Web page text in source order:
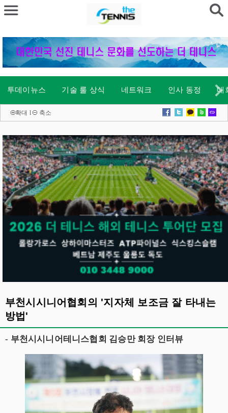
투데이뉴스 기술 룰 상식 네트워크 인사 동정 대
확대 l 축소
부천시시니어협회의 '지자체 보조금 잘 타내는
방법'
- 부천시시니어테니스협회 김승만 회장 인터뷰